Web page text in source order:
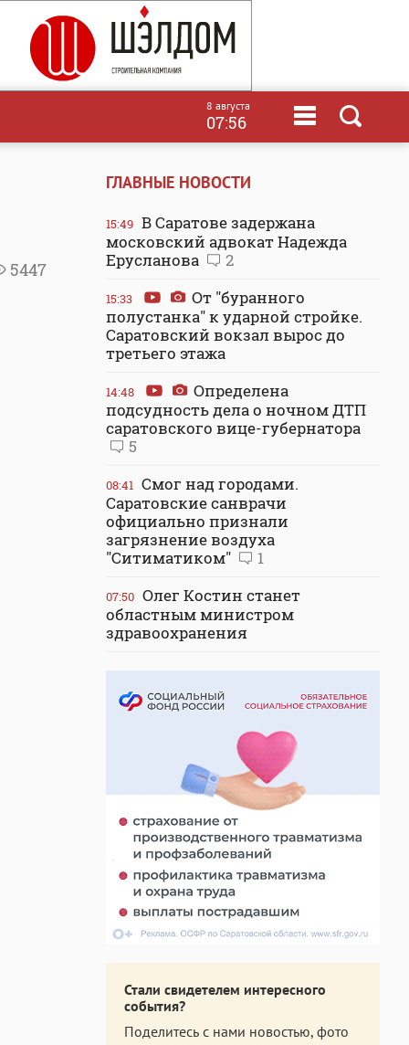
8 августа
07:56
5447
ГЛАВНЫЕ НОВОСТИ
15:49 В Саратове задержана
московский адвокат Надежда
Ерусланова
2
15:33
От "буранного
полустанка" к ударной стройке.
Саратовский вокзал вырос до
третьего этажа
14:48
Определена
подсудность дела о ночном ДТП
саратовского вице-губернатора
5
08:41 Смог над городами.
Саратовские санврачи
официально признали
загрязнение воздуха
"Ситиматиком"
1
07:50 Олег Костин станет
областным министром
здравоохранения
Стали свидетелем интересного
события?
Поделитесь с нами новостью, фото